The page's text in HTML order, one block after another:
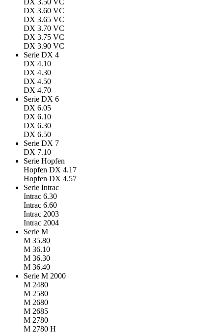
DX 3.50 VC
DX 3.60 VC
DX 3.65 VC
DX 3.70 VC
DX 3.75 VC
DX 3.90 VC
Serie DX 4
DX 4.10
DX 4.30
DX 4.50
DX 4.70
Serie DX 6
DX 6.05
DX 6.10
DX 6.30
DX 6.50
Serie DX 7
DX 7.10
Serie Hopfen
Hopfen DX 4.17
Hopfen DX 4.57
Serie Intrac
Intrac 6.30
Intrac 6.60
Intrac 2003
Intrac 2004
Serie M
M 35.80
M 36.10
M 36.30
M 36.40
Serie M 2000
M 2480
M 2580
M 2680
M 2685
M 2780
M 2780 H